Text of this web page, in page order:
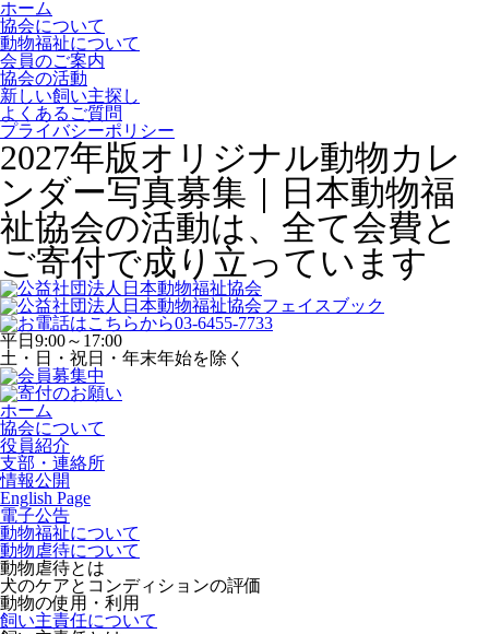
ホーム
協会について
動物福祉について
会員のご案内
協会の活動
新しい飼い主探し
よくあるご質問
プライバシーポリシー
2027年版オリジナル動物カレ
ンダー写真募集｜日本動物福
祉協会の活動は、全て会費と
ご寄付で成り立っています
平日 9:00～17:00
土・日・祝日・年末年始を除く
ホーム
協会について
役員紹介
支部・連絡所
情報公開
English Page
電子公告
動物福祉について
動物虐待について
動物虐待とは
犬のケアとコンディションの評価
動物の使用・利用
飼い主責任について